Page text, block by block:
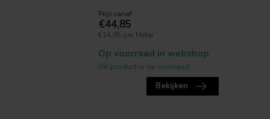
Prijs vanaf
€44,85
€14,95 per Meter
Op voorraad in webshop
Dit product is op voorraad.
Bekijken